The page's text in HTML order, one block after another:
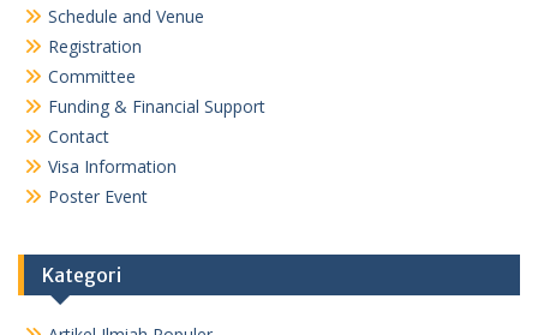
Schedule and Venue
Registration
Committee
Funding & Financial Support
Contact
Visa Information
Poster Event
Kategori